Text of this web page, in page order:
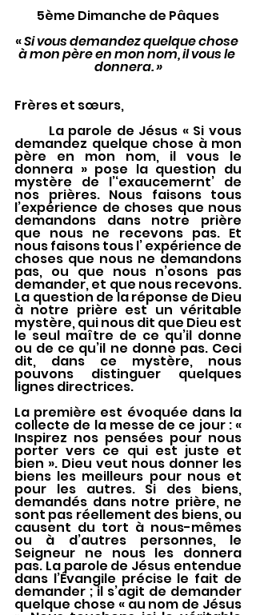
5ème Dimanche de Pâques
« Si vous demandez quelque chose
à mon père en mon nom, il vous le
donnera. »
Frères et sœurs,
demandez quelque chose à mon
père en mon nom, il vous le
donnera » pose la question du
mystère de l’‘exaucemernt’ de
nos prières. Nous faisons tous
l’expérience de choses que nous
demandons dans notre prière
que nous ne recevons pas. Et
nous faisons tous l’ expérience de
choses que nous ne demandons
pas, ou que nous n’osons pas
demander, et que nous recevons.
La question de la réponse de Dieu
à notre prière est un véritable
mystère, qui nous dit que Dieu est
le seul maître de ce qu’il donne
ou de ce qu’il ne donne pas. Ceci
dit, dans ce mystère, nous
pouvons distinguer quelques
lignes directrices.
La première est évoquée dans la
collecte de la messe de ce jour : «
Inspirez nos pensées pour nous
porter vers ce qui est juste et
bien ». Dieu veut nous donner les
biens les meilleurs pour nous et
pour les autres. Si des biens,
demandés dans notre prière, ne
sont pas réellement des biens, ou
causent du tort à nous-mêmes
ou à d’autres personnes, le
Seigneur ne nous les donnera
pas. La parole de Jésus entendue
dans l’Évangile précise le fait de
demander ; il s’agit de demander
quelque chose « au nom de Jésus